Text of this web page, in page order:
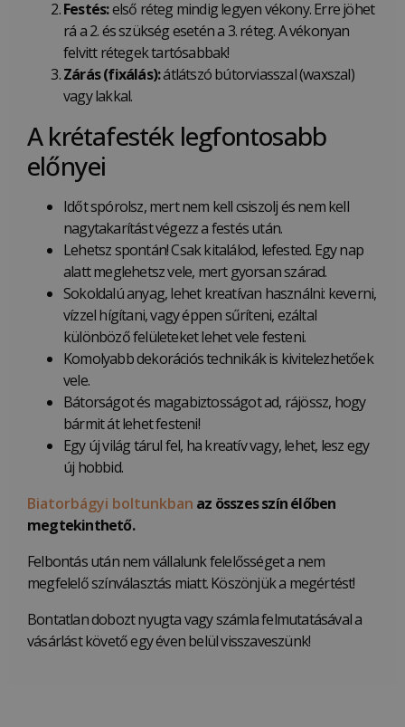
Festés:első réteg mindig legyen vékony. Erre jöhet
rá a 2. és szükség esetén a 3. réteg. A vékonyan
felvitt rétegek tartósabbak!
Zárás (fixálás):átlátszó bútorviasszal (waxszal)
vagy lakkal.
A krétafesték legfontosabb
előnyei
Időt spórolsz, mert nem kell csiszolj és nem kell
nagytakarítást végezz a festés után.
Lehetsz spontán! Csak kitalálod, lefested. Egy nap
alatt meglehetsz vele, mert gyorsan szárad.
Sokoldalú anyag, lehet kreatívan használni: keverni,
vízzel hígítani, vagy éppen sűríteni, ezáltal
különböző felületeket lehet vele festeni.
Komolyabb dekorációs technikák is kivitelezhetőek
vele.
Bátorságot és magabiztosságot ad, rájössz, hogy
bármit át lehet festeni!
Egy új világ tárul fel, ha kreatív vagy, lehet, lesz egy
új hobbid.
Biatorbágyi boltunkban az összes szín élőben
megtekinthető.
Felbontás után nem vállalunk felelősséget a nem
megfelelő színválasztás miatt. Köszönjük a megértést!
Bontatlan dobozt nyugta vagy számla felmutatásával a
vásárlást követő egy éven belül visszaveszünk!